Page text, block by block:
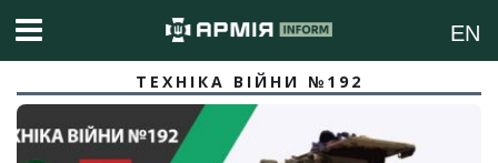
EN
ТЕХНІКА ВІЙНИ №192